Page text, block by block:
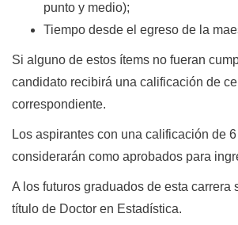
punto y medio);
Tiempo desde el egreso de la
Si alguno de estos ítems no fueran
candidato recibirá una calificación de
correspondiente.
Los aspirantes con una calificación de
considerarán como aprobados para
A los futuros graduados de esta carrera
título de Doctor en Estadística.